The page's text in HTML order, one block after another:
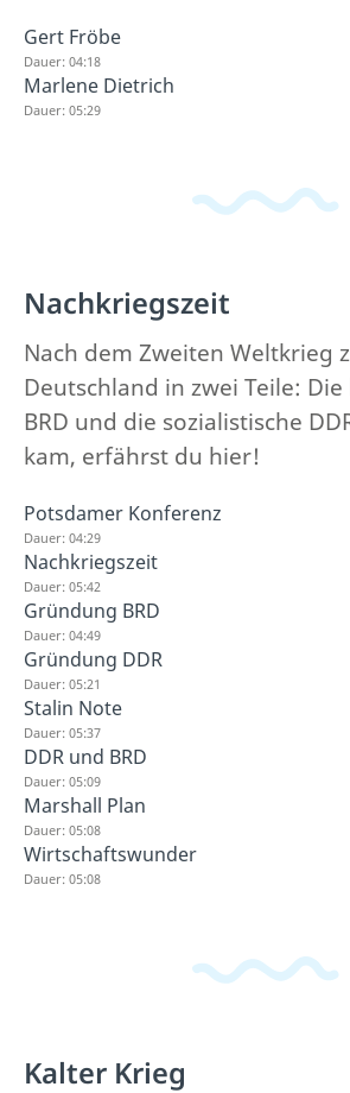
Gert Fröbe
Dauer: 04:18
Marlene Dietrich
Dauer: 05:29
Nachkriegszeit
Nach dem Zweiten Weltkrieg
Deutschland in zwei Teile:
BRD und die sozialistische
kam, erfährst du hier!
Potsdamer Konferenz
Dauer: 04:29
Nachkriegszeit
Dauer: 05:42
Gründung BRD
Dauer: 04:49
Gründung DDR
Dauer: 05:21
Stalin Note
Dauer: 05:37
DDR und BRD
Dauer: 05:09
Marshall Plan
Dauer: 05:08
Wirtschaftswunder
Dauer: 05:08
Kalter Krieg